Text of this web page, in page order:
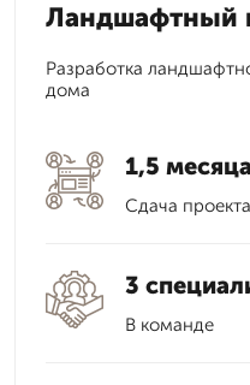
Ландшафтный
Разработка
дома
1,5 месяца
Сдача проекта
3
В команде